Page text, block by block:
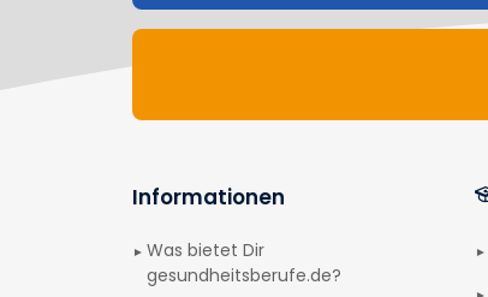
Informationen
Was bietet Dir
gesundheitsberufe.de?